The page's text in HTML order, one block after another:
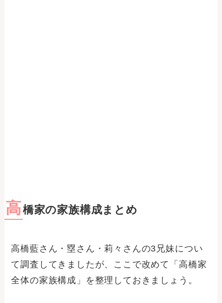
高橋家の家族構成まとめ
高橋藍さん・塁さん・莉々さんの3兄妹につい
て調査してきましたが、ここで改めて「高橋家
全体の家族構成」を整理しておきましょう。